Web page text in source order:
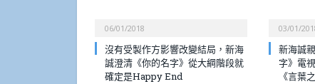
06/01/2018
沒有受製作方影響改變結局，新海
誠澄清《你的名字》從大綱階段就
確定是Happy End
03/01/
新海誠
字》電
《言葉